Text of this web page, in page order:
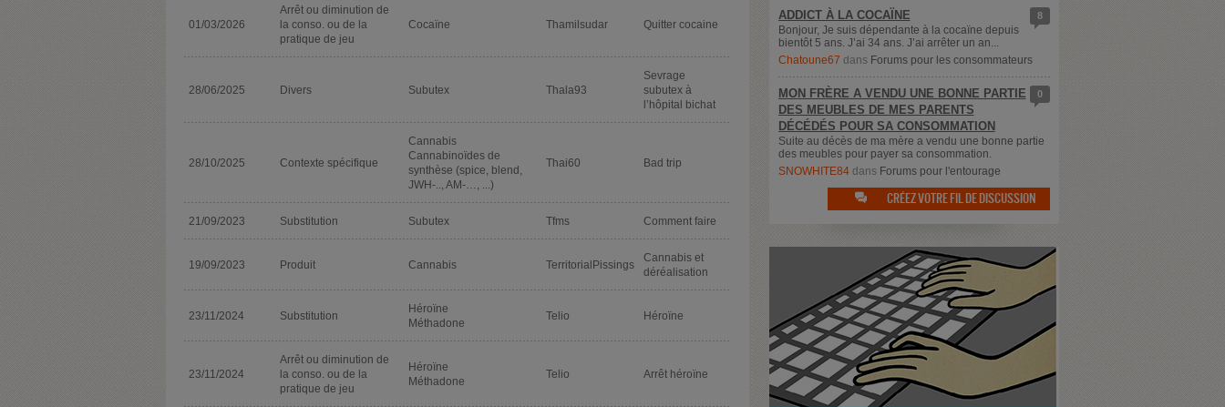
01/03/2026
Arrêt ou diminution de
la conso. ou de la
pratique de jeu
Cocaïne Thamilsudar Quitter cocaine
28/06/2025 Divers Subutex Thala93
Sevrage
subutex à
l’hôpital bichat
28/10/2025 Contexte spécifique
Cannabis
Cannabinoïdes de
synthèse (spice, blend,
JWH-.., AM-…, ...)
Thai60 Bad trip
21/09/2023 Substitution Subutex Tfms Comment faire
19/09/2023 Produit Cannabis TerritorialPissings
Cannabis et
déréalisation
23/11/2024 Substitution
Héroïne
Méthadone
Telio Héroïne
23/11/2024
Arrêt ou diminution de
la conso. ou de la
pratique de jeu
Héroïne
Méthadone
Telio Arrêt héroïne
8
ADDICT À LA COCAÏNE
Bonjour, Je suis dépendante à la cocaïne depuis
bientôt 5 ans. J’ai 34 ans. J’ai arrêter un an...
Chatoune67 dans Forums pour les consommateurs
0
MON FRÈRE A VENDU UNE BONNE PARTIE
DES MEUBLES DE MES PARENTS
DÉCÉDÉS POUR SA CONSOMMATION
Suite au décès de ma mère a vendu une bonne partie
des meubles pour payer sa consommation.
SNOWHITE84dans Forums pour l'entourage
 CRÉEZ VOTRE FIL DE DISCUSSION